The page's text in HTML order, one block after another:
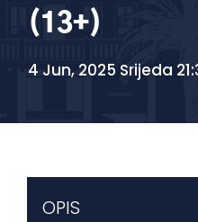
(13+)
4 Jun, 2025 Srijeda
OPIS